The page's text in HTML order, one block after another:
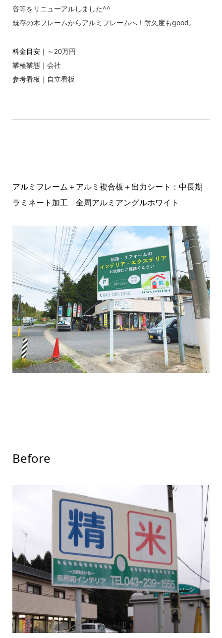
容等をリニューアルしました^^
既存の木フレームからアルミフレームへ！耐久度もgood。
料金目安｜ ～20万円
業種業態｜ 会社
参考看板｜ 自立看板
アルミフレーム＋アルミ複合板＋出力シート：中長期
ラミネート加工 全周アルミアングルホワイト
Before